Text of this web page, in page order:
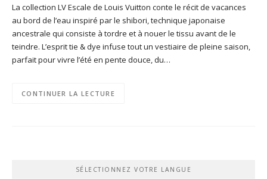
La collection LV Escale de Louis Vuitton conte le récit de vacances
au bord de l’eau inspiré par le shibori, technique japonaise
ancestrale qui consiste à tordre et à nouer le tissu avant de le
teindre. L’esprit tie & dye infuse tout un vestiaire de pleine saison,
parfait pour vivre l’été en pente douce, du…
CONTINUER LA LECTURE
SÉLECTIONNEZ VOTRE LANGUE